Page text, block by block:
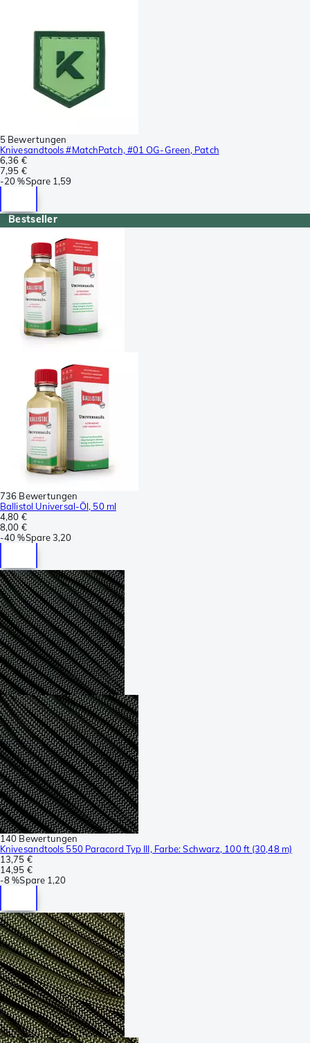
5 Bewertungen
Knivesandtools #MatchPatch, #01 OG-Green, Patch
6,36 €
7,95 €
-20 %Spare 1,59
Bestseller
736 Bewertungen
Ballistol Universal-Öl, 50 ml
4,80 €
8,00 €
-40 %Spare3,20
140 Bewertungen
Knivesandtools 550 Paracord Typ III, Farbe: Schwarz, 100 ft (30,48 m)
13,75 €
14,95 €
-8 %Spare 1,20